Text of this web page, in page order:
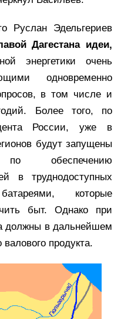
Руслан Эдельгериев
Дагестана идеи,
энергетики очень
одновременно
в том числе и
Более того, по
России, уже в
будут запущены
обеспечению
в труднодоступных
которые
быт. Однако при
должны в дальнейшем
валового продукта.